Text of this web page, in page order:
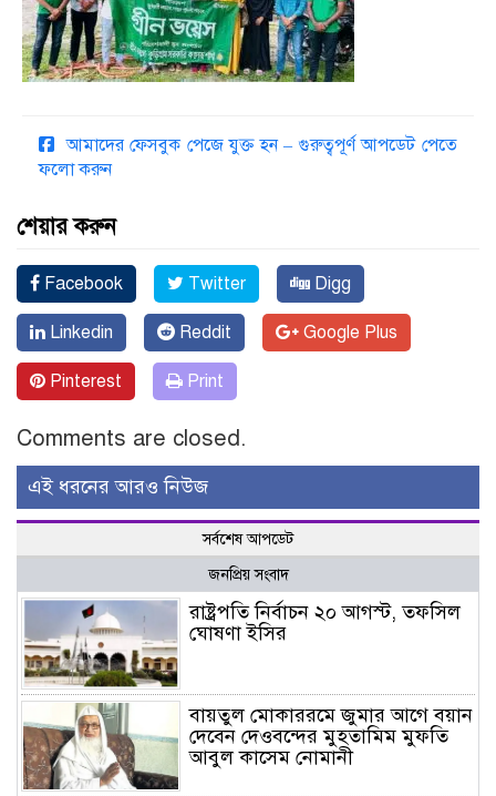
আমাদের ফেসবুক পেজে যুক্ত হন – গুরুত্বপূর্ণ আপডেট পেতে
ফলো করুন
শেয়ার করুন
Facebook Twitter Digg
Linkedin Reddit Google Plus
Pinterest Print
Comments are closed.
এই ধরনের আরও নিউজ
সর্বশেষ আপডেট
জনপ্রিয় সংবাদ
রাষ্ট্রপতি নির্বাচন ২০ আগস্ট, তফসিল
ঘোষণা ইসির
বায়তুল মোকাররমে জুমার আগে বয়ান
দেবেন দেওবন্দের মুহতামিম মুফতি
আবুল কাসেম নোমানী